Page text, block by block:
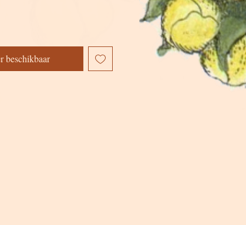
beschikbaar